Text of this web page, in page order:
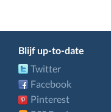
Blijf up-to-date
Twitter
Facebook
Pinterest